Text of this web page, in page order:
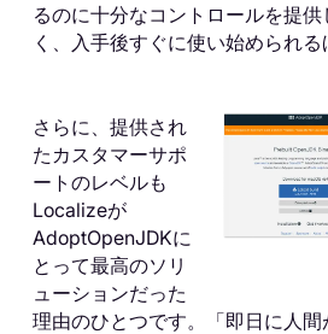
るのに十分なコントロールを提
く、入手後すぐに使い始められる
さらに、提供され
たカスタマーサポ
ートのレベルも
Localizeが
AdoptOpenJDKに
とって最高のソリ
ューションだった
理由のひとつです。「即日に人間